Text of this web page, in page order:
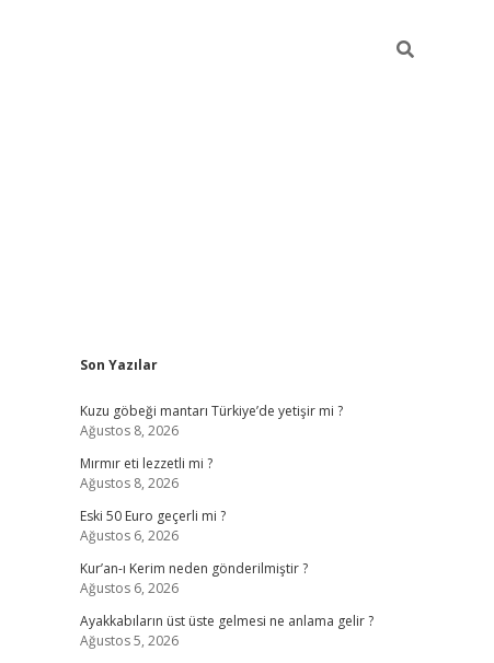
Sidebar
Son Yazılar
Kuzu göbeği mantarı Türkiye’de yetişir mi ?
Ağustos 8, 2026
Mırmır eti lezzetli mi ?
Ağustos 8, 2026
Eski 50 Euro geçerli mi ?
Ağustos 6, 2026
Kur’an-ı Kerim neden gönderilmiştir ?
Ağustos 6, 2026
Ayakkabıların üst üste gelmesi ne anlama gelir ?
Ağustos 5, 2026